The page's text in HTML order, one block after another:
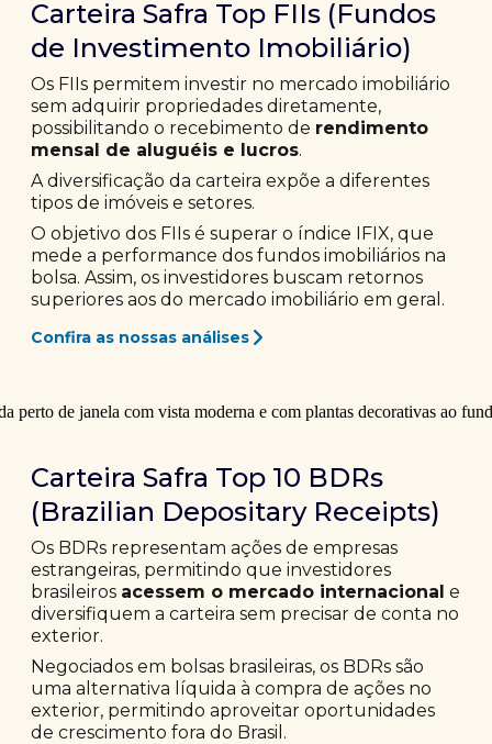
Carteira Safra Top FIIs (Fundos
de Investimento Imobiliário)
Os FIIs permitem investir no mercado imobiliário
sem adquirir propriedades diretamente,
possibilitando o recebimento de rendimento
mensal de aluguéis e lucros.
A diversificação da carteira expõe a diferentes
tipos de imóveis e setores.
O objetivo dos FIIs é superar o índice IFIX, que
mede a performance dos fundos imobiliários na
bolsa. Assim, os investidores buscam retornos
superiores aos do mercado imobiliário em geral.
Confira as nossas análises
Carteira Safra Top 10 BDRs
(Brazilian Depositary Receipts)
Os BDRs representam ações de empresas
estrangeiras, permitindo que investidores
brasileiros acessem o mercado internacional e
diversifiquem a carteira sem precisar de conta no
exterior.
Negociados em bolsas brasileiras, os BDRs são
uma alternativa líquida à compra de ações no
exterior, permitindo aproveitar oportunidades
de crescimento fora do Brasil.